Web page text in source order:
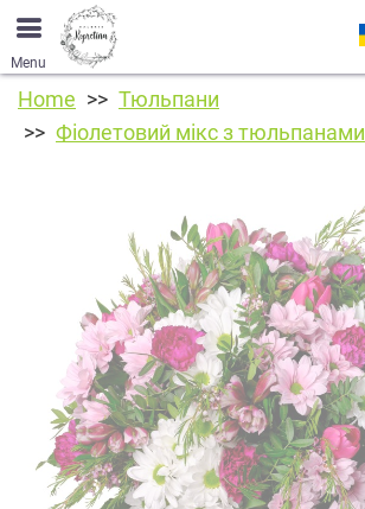
Menu
Home
Тюльпани
Фіолетовий мікс з тюльпанами